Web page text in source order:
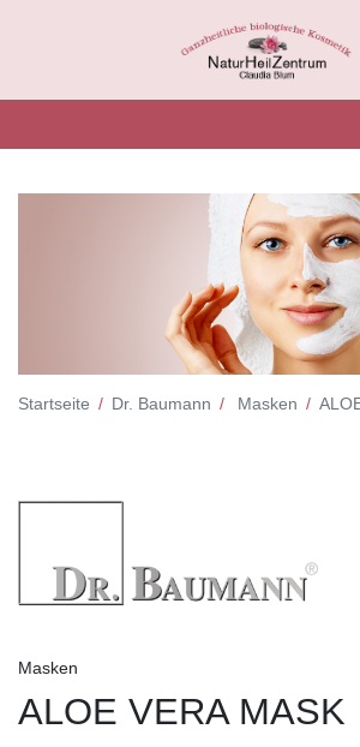
Startseite Dr. Baumann Masken
Masken
ALOE VERA MASK